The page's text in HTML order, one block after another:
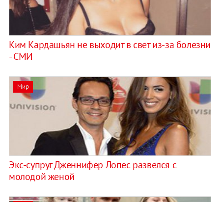
Ким Кардашьян не выходит в свет из-за болезни
- СМИ
Мир
Экс-супруг Дженнифер Лопес развелся с
молодой женой